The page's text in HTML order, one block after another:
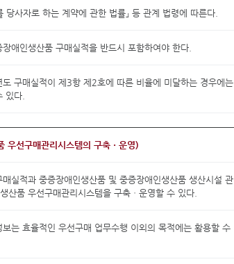
사자로 하는 계약에 관한 법률」 등 관계 법령에 따른다.
애인생산품 구매실적을 반드시 포함하여야 한다.
구매실적이 제3항 제2호에 따른 비율에 미달하는 경우에는
있다.
우선구매관리시스템의 구축ㆍ운영)
실적과 중증장애인생산품 및 중증장애인생산품 생산시설 관
산품 우선구매관리시스템을 구축ㆍ운영할 수 있다.
는 효율적인 우선구매 업무수행 이외의 목적에는 활용할 수